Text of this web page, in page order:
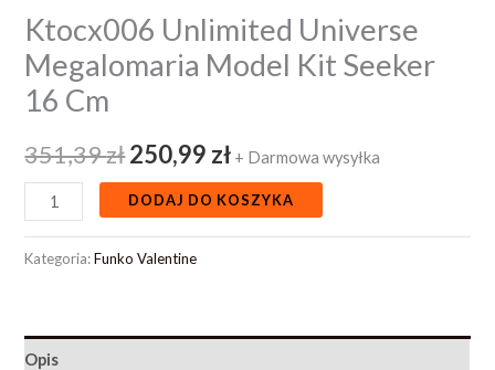
Ktocx006 Unlimited Universe
Megalomaria Model Kit Seeker
16 Cm
351,39zł250,99 zł + Darmowa wysyłka
DODAJ DO KOSZYKA
Kategoria:Funko Valentine
Opis